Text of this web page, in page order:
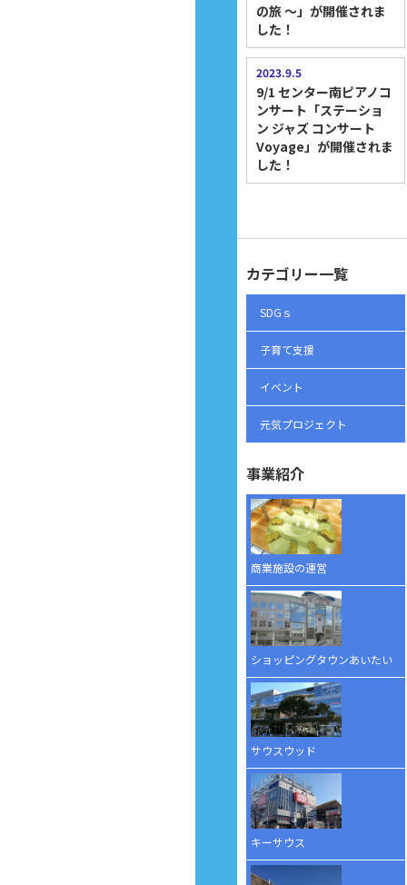
の旅 ～」が開催されま
した！
2023.9.5
9/1 センター南ピアノコ
ンサート「ステーショ
ン ジャズ コンサート
Voyage」が開催されま
した！
カテゴリー一覧
SDGｓ
子育て支援
イベント
元気プロジェクト
事業紹介
商業施設の運営
ショッピングタウンあいたい
サウスウッド
キーサウス